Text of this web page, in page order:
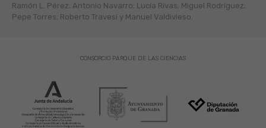
Ramón L. Pérez; Antonio Navarro; Lucía Rivas; Miguel Rodríguez;
Pepe Torres; Roberto Travesí y Manuel Valdivieso.
CONSORCIO PARQUE DE LAS CIENCIAS